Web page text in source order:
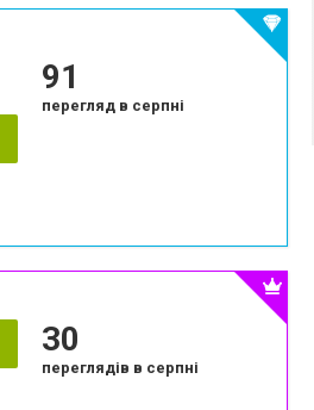
91
перегляд в серпні
30
переглядів в серпні